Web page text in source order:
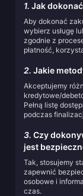
1. Jak
Aby dokonać
wybierz usługę
zgodnie z
płatność,
2. Jakie
Akceptujemy
kredytowe/
Pełną listę
podczas
3. Czy
jest
Tak, stosujemy
zapewnić
osobowe i
czas.